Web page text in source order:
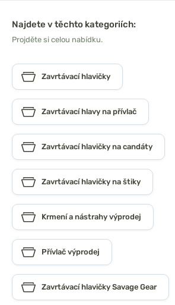
Najdete v těchto kategoriích:
Projděte si celou nabídku.
Zavrtávací hlavičky
Zavrtávací hlavy na přívlač
Zavrtávací hlavičky na candáty
Zavrtávací hlavičky na štiky
Krmení a nástrahy výprodej
Přívlač výprodej
Zavrtávací hlavičky Savage Gear